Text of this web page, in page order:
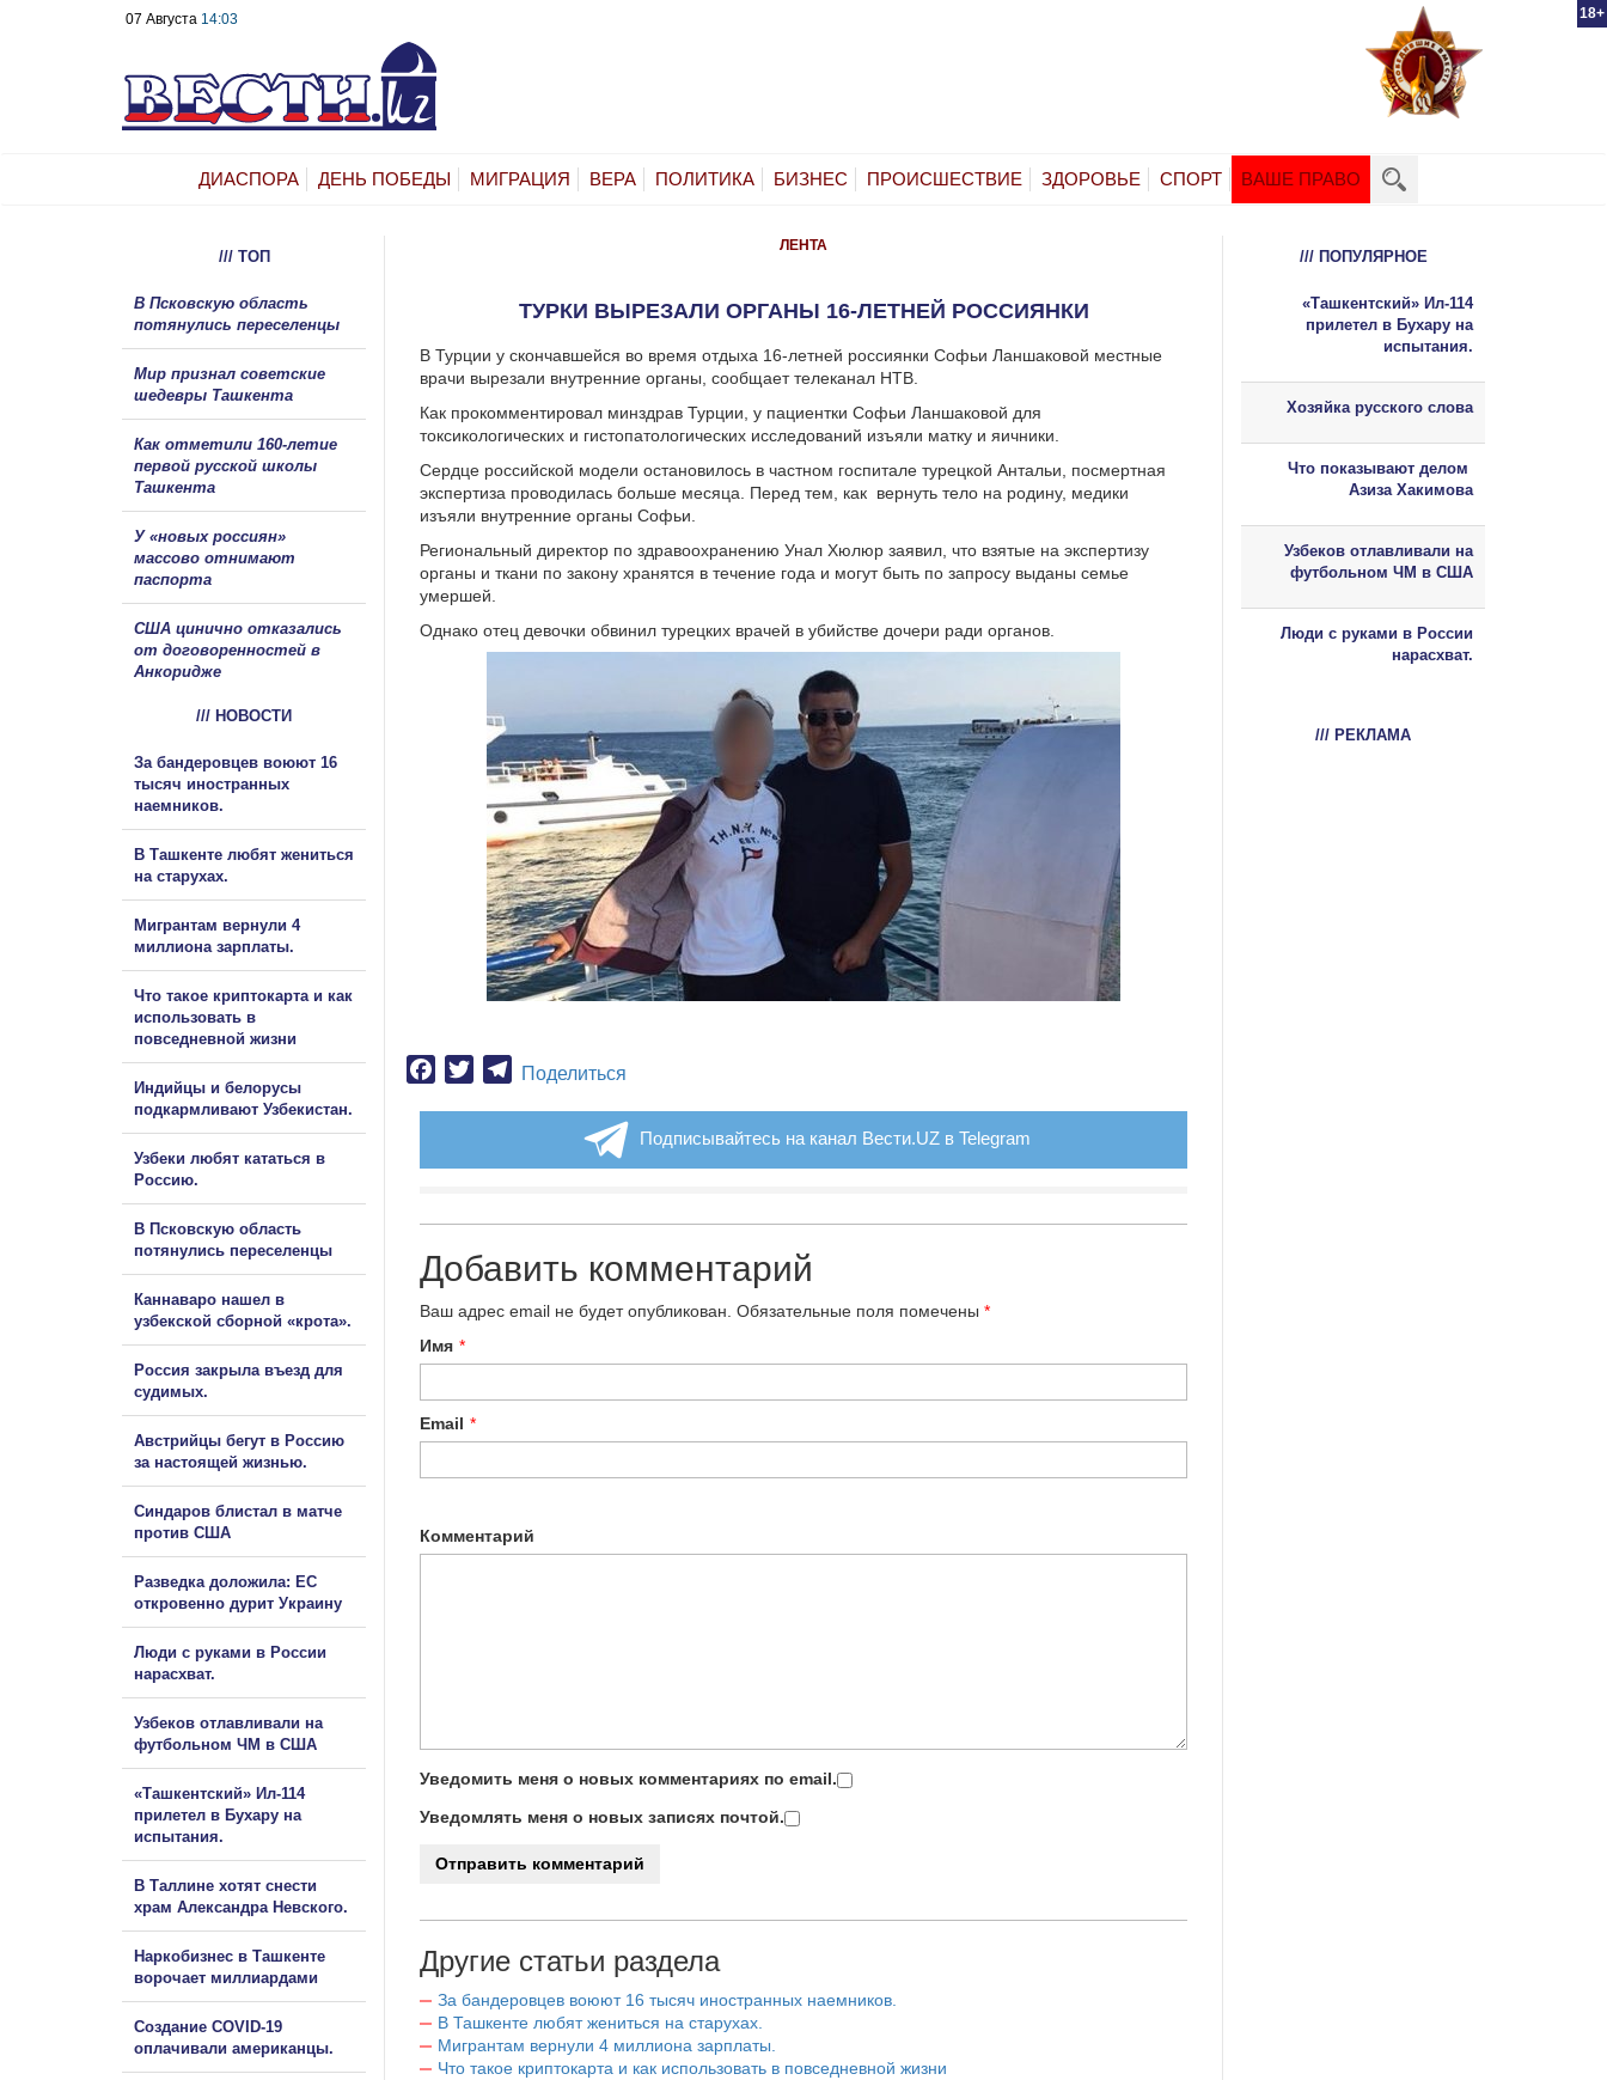
18+
07 Августа 14:03
ДИАСПОРА ДЕНЬ ПОБЕДЫ МИГРАЦИЯ ВЕРА ПОЛИТИКА БИЗНЕС ПРОИСШЕСТВИЕ ЗДОРОВЬЕ СПОРТ ВАШЕ ПРАВО
ЛЕНТА
ТУРКИ ВЫРЕЗАЛИ ОРГАНЫ 16-ЛЕТНЕЙ РОССИЯНКИ
В Турции у скончавшейся во время отдыха 16-летней россиянки Софьи Ланшаковой местные
врачи вырезали внутренние органы, сообщает телеканал НТВ.
Как прокомментировал минздрав Турции, у пациентки Софьи Ланшаковой для
токсикологических и гистопатологических исследований изъяли матку и яичники.
Сердце российской модели остановилось в частном госпитале турецкой Антальи, посмертная
экспертиза проводилась больше месяца. Перед тем, как вернуть тело на родину, медики
изъяли внутренние органы Софьи.
Региональный директор по здравоохранению Унал Хюлюр заявил, что взятые на экспертизу
органы и ткани по закону хранятся в течение года и могут быть по запросу выданы семье
умершей.
Однако отец девочки обвинил турецких врачей в убийстве дочери ради органов.
Facebook
TwitterTelegram
Поделиться
Подписывайтесь на канал Вести.UZ в Telegram
Добавить комментарий
Ваш адрес email не будет опубликован. Обязательные поля помечены *
Имя *
Email *
Комментарий
Уведомить меня о новых комментариях по email.
Уведомлять меня о новых записях почтой.
Другие статьи раздела
За бандеровцев воюют 16 тысяч иностранных наемников.
В Ташкенте любят жениться на старухах.
Мигрантам вернули 4 миллиона зарплаты.
Что такое криптокарта и как использовать в повседневной жизни
/// ТОП
В Псковскую область
потянулись переселенцы
Мир признал советские
шедевры Ташкента
Как отметили 160-летие
первой русской школы
Ташкента
У «новых россиян»
массово отнимают
паспорта
США цинично отказались
от договоренностей в
Анкоридже
/// НОВОСТИ
За бандеровцев воюют 16
тысяч иностранных
наемников.
В Ташкенте любят жениться
на старухах.
Мигрантам вернули 4
миллиона зарплаты.
Что такое криптокарта и как
использовать в
повседневной жизни
Индийцы и белорусы
подкармливают Узбекистан.
Узбеки любят кататься в
Россию.
В Псковскую область
потянулись переселенцы
Каннаваро нашел в
узбекской сборной «крота».
Россия закрыла въезд для
судимых.
Австрийцы бегут в Россию
за настоящей жизнью.
Синдаров блистал в матче
против США
Разведка доложила: ЕС
откровенно дурит Украину
Люди с руками в России
нарасхват.
Узбеков отлавливали на
футбольном ЧМ в США
«Ташкентский» Ил-114
прилетел в Бухару на
испытания.
В Таллине хотят снести
храм Александра Невского.
Наркобизнес в Ташкенте
ворочает миллиардами
Создание COVID-19
оплачивали американцы.
/// ПОПУЛЯРНОЕ
«Ташкентский» Ил-114
прилетел в Бухару на
испытания.
Хозяйка русского слова
Что показывают делом
Азиза Хакимова
Узбеков отлавливали на
футбольном ЧМ в США
Люди с руками в России
нарасхват.
/// РЕКЛАМА